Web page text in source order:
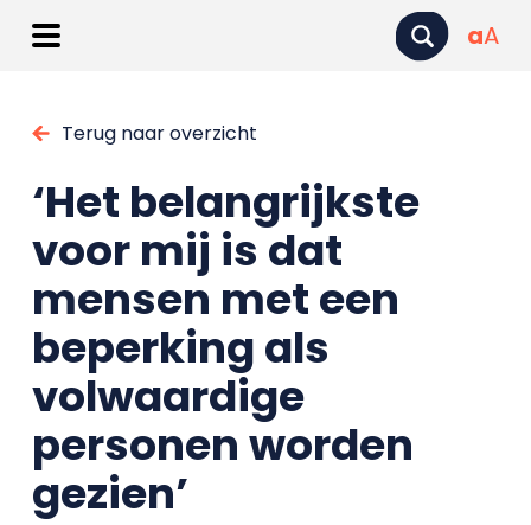
aA
Terug naar overzicht
‘Het belangrijkste
voor mij is dat
mensen met een
beperking als
volwaardige
personen worden
gezien’